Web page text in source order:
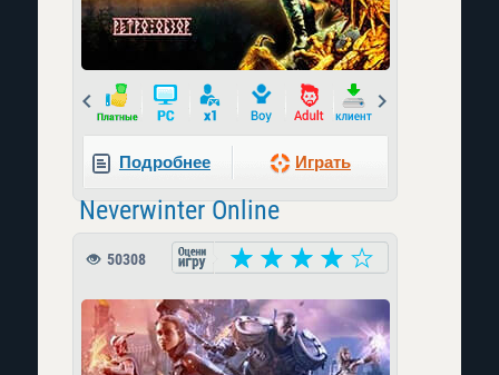
Prev
Подробнее Играть
Neverwinter Online
50308